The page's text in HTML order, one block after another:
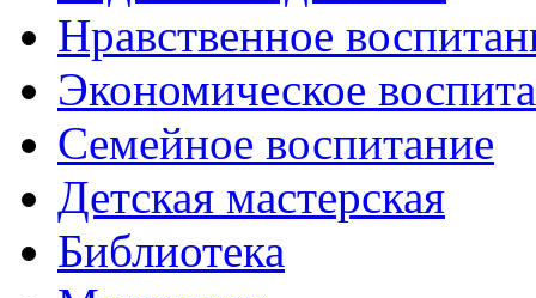
Нравственное
Экономическое
Семейное воспитание
Детская мастерская
Библиотека